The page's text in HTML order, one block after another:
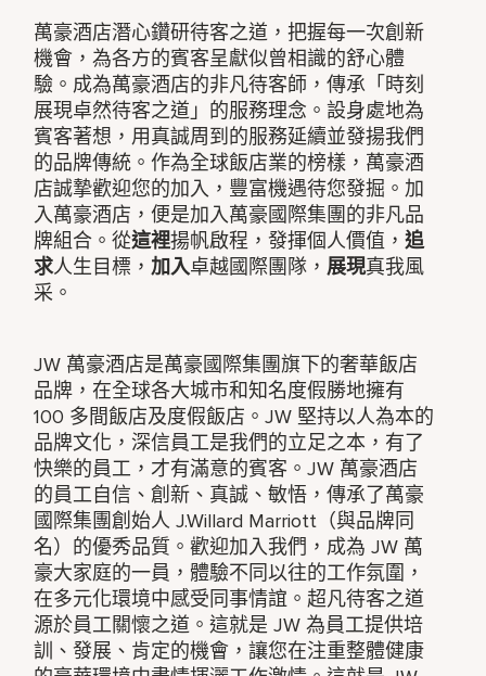
萬豪酒店潛心鑽研待客之道，把握每一次創新
機會，為各方的賓客呈獻似曾相識的舒心體
驗。成為萬豪酒店的非凡待客師，傳承「時刻
展現卓然待客之道」的服務理念。設身處地為
賓客著想，用真誠周到的服務延續並發揚我們
的品牌傳統。作為全球飯店業的榜樣，萬豪酒
店誠摯歡迎您的加入，豐富機遇待您發掘。加
入萬豪酒店，便是加入萬豪國際集團的非凡品
牌組合。從這裡揚帆啟程，發揮個人價值，追
求人生目標，加入卓越國際團隊， 展現真我風
采。
JW 萬豪酒店是萬豪國際集團旗下的奢華飯店
品牌，在全球各大城市和知名度假勝地擁有
100 多間飯店及度假飯店。JW 堅持以人為本的
品牌文化，深信員工是我們的立足之本，有了
快樂的員工，才有滿意的賓客。JW 萬豪酒店
的員工自信、創新、真誠、敏悟，傳承了萬豪
國際集團創始人 J.Willard Marriott（與品牌同
名）的優秀品質。歡迎加入我們，成為 JW 萬
豪大家庭的一員，體驗不同以往的工作氛圍，
在多元化環境中感受同事情誼。超凡待客之道
源於員工關懷之道。這就是 JW 為員工提供培
訓、發展、肯定的機會，讓您在注重整體健康